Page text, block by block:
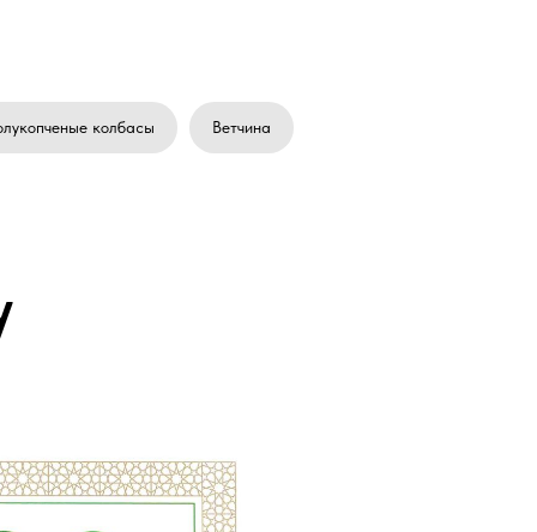
колбасы Ветчина